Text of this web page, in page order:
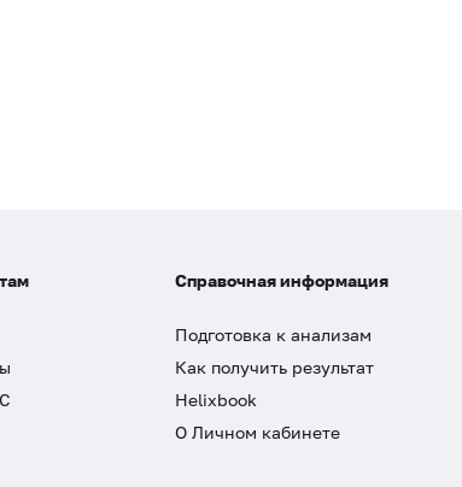
Справочная информация
Подготовка к анализам
Как получить результат
Helixbook
О Личном кабинете